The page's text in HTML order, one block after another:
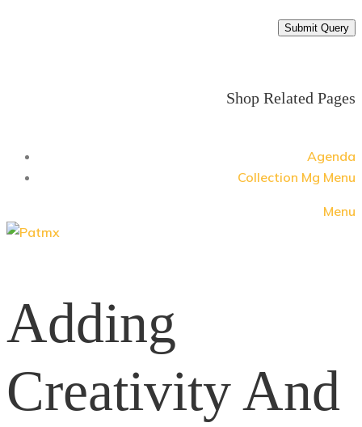
Shop Related Pages
Agenda
Collection Mg Menu
Menu
Adding
Creativity And